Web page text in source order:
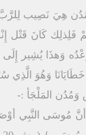
هِيَ نَصِيب لِلرَّبَّ
كَانَ قَتْل
وَهذَا يُشِير
وَهُوَ الَّذِي
وَمُدُن المَلْجَأ :-
مُوسَى النَّبِي